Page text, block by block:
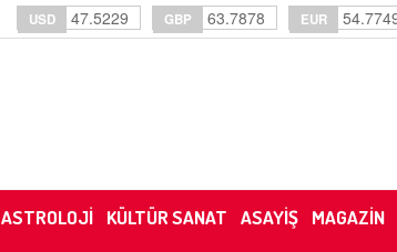
USD 47.5229 GBP 63.7878 EUR
ASTROLOJİ KÜLTÜR SANAT ASAYİŞ MAGAZİN